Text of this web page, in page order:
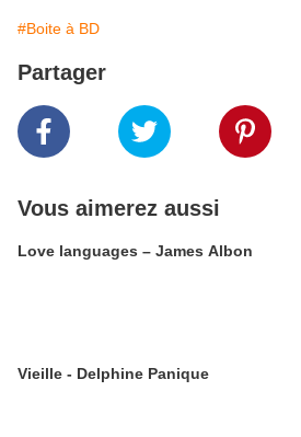
#Boite à BD
Partager
Vous aimerez aussi
Love languages – James Albon
Vieille - Delphine Panique